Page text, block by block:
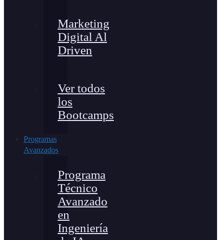
Marketing
Digital Al
Driven
Ver todos
los
Bootcamps
Programas
Avanzados
Programa
Técnico
Avanzado
en
Ingeniería